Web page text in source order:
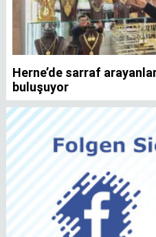
Herne’de sarraf
buluşuyor